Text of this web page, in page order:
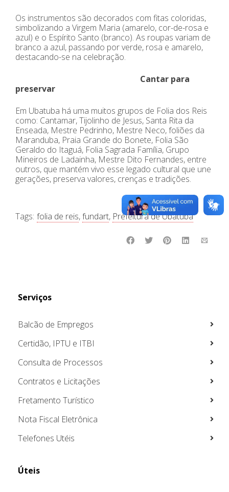
Os instrumentos são decorados com fitas coloridas,
simbolizando a Virgem Maria (amarelo, cor-de-rosa e
azul) e o Espírito Santo (branco). As roupas variam de
branco a azul, passando por verde, rosa e amarelo,
destacando-se na celebração.
Cantar para
preservar
Em Ubatuba há uma muitos grupos de Folia dos Reis
como: Cantamar, Tijolinho de Jesus, Santa Rita da
Enseada, Mestre Pedrinho, Mestre Neco, foliões da
Maranduba, Praia Grande do Bonete, Folia São
Geraldo do Itaguá, Folia Sagrada Família, Grupo
Mineiros de Ladainha, Mestre Dito Fernandes, entre
outros, que mantém vivo esse legado cultural que une
gerações, preserva valores, crenças e tradições.
Tags: folia de reis,fundart, Prefeitura de Ubatuba
Serviços
Balcão de Empregos
Certidão, IPTU e ITBI
Consulta de Processos
Contratos e Licitações
Fretamento Turístico
Nota Fiscal Eletrônica
Telefones Utéis
Úteis